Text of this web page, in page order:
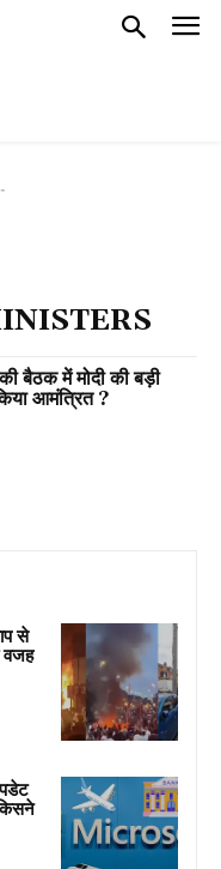
बैठक में मोदी की बड़ी
आमंत्रित ?
से
वजह